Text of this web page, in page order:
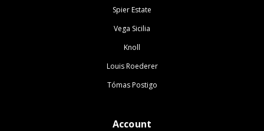
Spier Estate
Vega Sicilia
Knoll
Louis Roederer
Tómas Postigo
Account